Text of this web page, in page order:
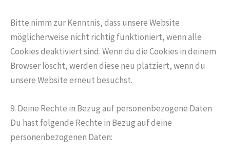
Bitte nimm zur Kenntnis, dass unsere Website
möglicherweise nicht richtig funktioniert, wenn alle
Cookies deaktiviert sind. Wenn du die Cookies in deinem
Browser löscht, werden diese neu platziert, wenn du
unsere Website erneut besuchst.
9. Deine Rechte in Bezug auf personenbezogene Daten
Du hast folgende Rechte in Bezug auf deine
personenbezogenen Daten: